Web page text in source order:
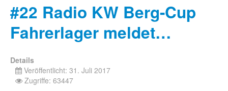
#22 Radio KW Berg-Cup
Fahrerlager meldet…
Details
Veröffentlicht: 31. Juli 2017
Zugriffe: 63447